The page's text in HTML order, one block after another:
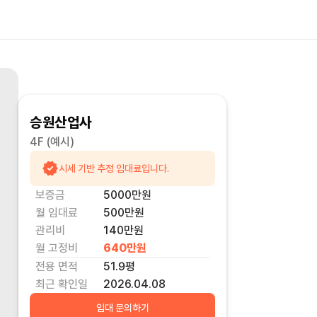
승원산업사
4F (예시)
시세 기반 추정 임대료입니다.
보증금 5000만원
월 임대료
500만원
관리비
140만원
월 고정비
640만원
전용 면적
51.9평
최근 확인일
2026.04.08
임대 문의하기